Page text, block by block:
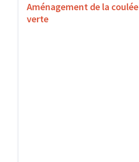
Aménagement de la coulée
verte